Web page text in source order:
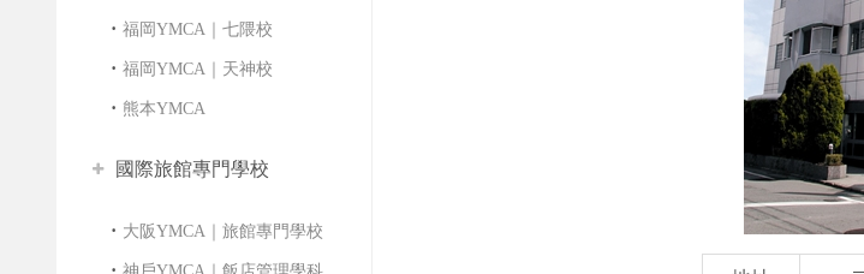
福岡YMCA｜七隈校
福岡YMCA｜天神校
熊本YMCA
國際旅館專門學校
大阪YMCA｜旅館專門學校